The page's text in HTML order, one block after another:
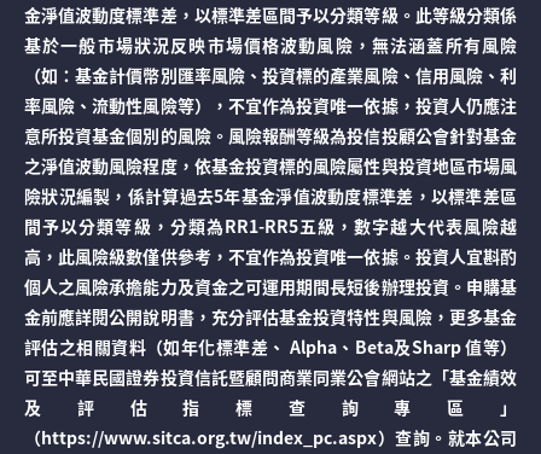
金淨值波動度標準差，以標準差區間予以分類等級。此等級分類係
基於一般市場狀況反映市場價格波動風險，無法涵蓋所有風險
（如：基金計價幣別匯率風險、投資標的產業風險、信用風險、利
率風險、流動性風險等），不宜作為投資唯一依據，投資人仍應注
意所投資基金個別的風險。風險報酬等級為投信投顧公會針對基金
之淨值波動風險程度，依基金投資標的風險屬性與投資地區市場風
險狀況編製，係計算過去5年基金淨值波動度標準差，以標準差區
間予以分類等級，分類為RR1-RR5五級，數字越大代表風險越
高，此風險級數僅供參考，不宜作為投資唯一依據。投資人宜斟酌
個人之風險承擔能力及資金之可運用期間長短後辦理投資。申購基
金前應詳閱公開說明書，充分評估基金投資特性與風險，更多基金
評估之相關資料（如年化標準差、 Alpha、Beta及Sharp 值等）
可至中華民國證券投資信託暨顧問商業同業公會網站之「基金績效
及評估指標查詢專區」
（https://www.sitca.org.tw/index_pc.aspx）查詢。就本公司